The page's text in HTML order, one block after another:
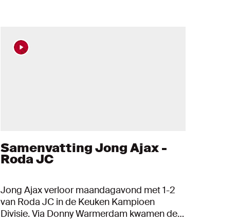
Samenvatting Jong Ajax -
Roda JC
Jong Ajax verloor maandagavond met 1-2
van Roda JC in de Keuken Kampioen
Divisie. Via Donny Warmerdam kwamen de